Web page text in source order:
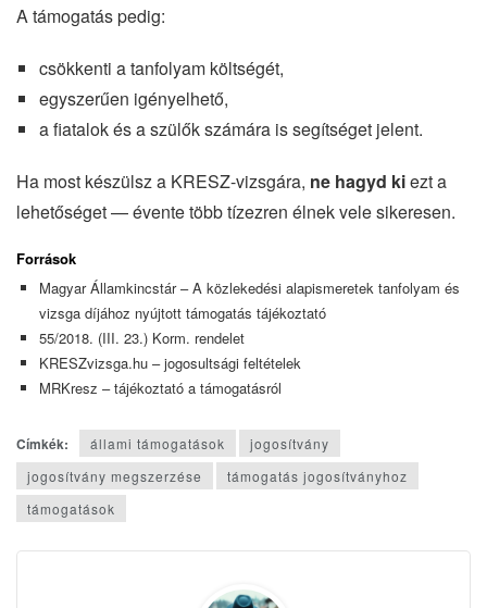
A támogatás pedig:
csökkenti a tanfolyam költségét,
egyszerűen igényelhető,
a fiatalok és a szülők számára is segítséget jelent.
Ha most készülsz a KRESZ-vizsgára, ne hagyd kiezt a
lehetőséget — évente több tízezren élnek vele sikeresen.
Források
Magyar Államkincstár – A közlekedési alapismeretek tanfolyam és
vizsga díjához nyújtott támogatás tájékoztató
55/2018. (III. 23.) Korm. rendelet
KRESZvizsga.hu – jogosultsági feltételek
MRKresz – tájékoztató a támogatásról
Címkék: állami támogatások
jogosítvány
jogosítvány megszerzése
támogatás jogosítványhoz
támogatások